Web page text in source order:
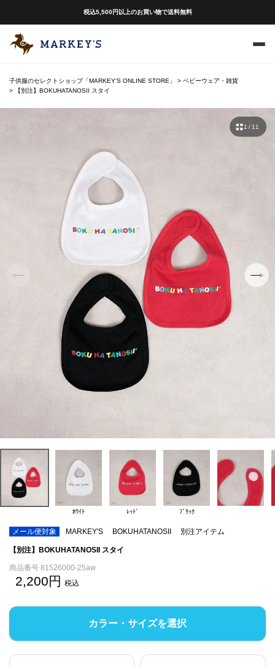
税込5,500円以上のお買い物で送料無料
子供服のセレクトショップ「MARKEY'S ONLINE STORE」
ベビーウェア・雑貨
【別注】BOKUHATANOSII スタイ
ﾎﾜｲﾄ ﾚｯﾄﾞ ﾌﾞﾗｯｸ
1 / 11
メール便対象 MARKEY'S BOKUHATANOSII 別注アイテム
【別注】BOKUHATANOSII スタイ
商品番号 81526000-25aw
2,200 税込
カラー・サイズを選択